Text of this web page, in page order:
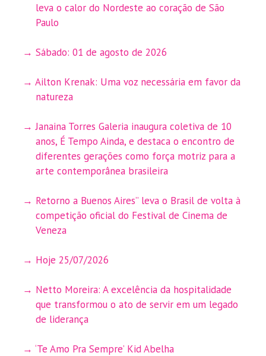
leva o calor do Nordeste ao coração de São
Paulo
Sábado: 01 de agosto de 2026
Ailton Krenak: Uma voz necessária em favor da
natureza
Janaina Torres Galeria inaugura coletiva de 10
anos, É Tempo Ainda, e destaca o encontro de
diferentes gerações como força motriz para a
arte contemporânea brasileira
Retorno a Buenos Aires” leva o Brasil de volta à
competição oficial do Festival de Cinema de
Veneza
Hoje 25/07/2026
Netto Moreira: A excelência da hospitalidade
que transformou o ato de servir em um legado
de liderança
‘Te Amo Pra Sempre’ Kid Abelha